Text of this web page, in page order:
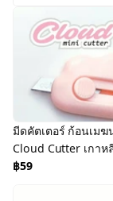
มีดคัตเตอร์ ก้อนเมฆ
Cloud Cutter เกา
ตัดกระดาษ midori
฿59